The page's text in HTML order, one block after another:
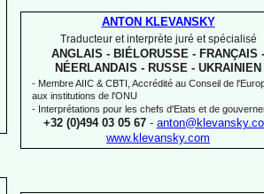
ANTON KLEVANSKY
Traducteur et interprète juré et spécialisé
ANGLAIS - BIÉLORUSSE - FRANÇAIS -
NÉERLANDAIS - RUSSE - UKRAINIEN
- Membre AIIC & CBTI, Accrédité au Conseil de
aux institutions de l'ONU
- Interprétations pour les chefs d'Etats et de
+32 (0)494 03 05 67-
www.klevansky.com